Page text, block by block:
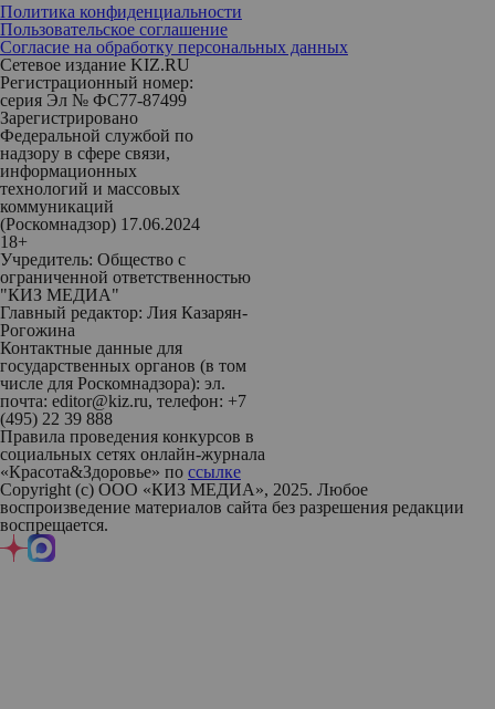
Политика конфиденциальности
Пользовательское соглашение
Согласие на обработку персональных данных
Сетевое издание KIZ.RU
Регистрационный номер:
серия Эл № ФС77-87499
Зарегистрировано
Федеральной службой по
надзору в сфере связи,
информационных
технологий и массовых
коммуникаций
(Роскомнадзор) 17.06.2024
18+
Учредитель: Общество с
ограниченной ответственностью
"КИЗ МЕДИА"
Главный редактор: Лия Казарян-
Рогожина
Контактные данные для
государственных органов (в том
числе для Роскомнадзора): эл.
почта: editor@kiz.ru, телефон: +7
(495) 22 39 888
Правила проведения конкурсов в
социальных сетях онлайн-журнала
«Красота&Здоровье» по ссылке
Copyright (с) ООО «КИЗ МЕДИА», 2025. Любое
воспроизведение материалов сайта без разрешения редакции
воспрещается.